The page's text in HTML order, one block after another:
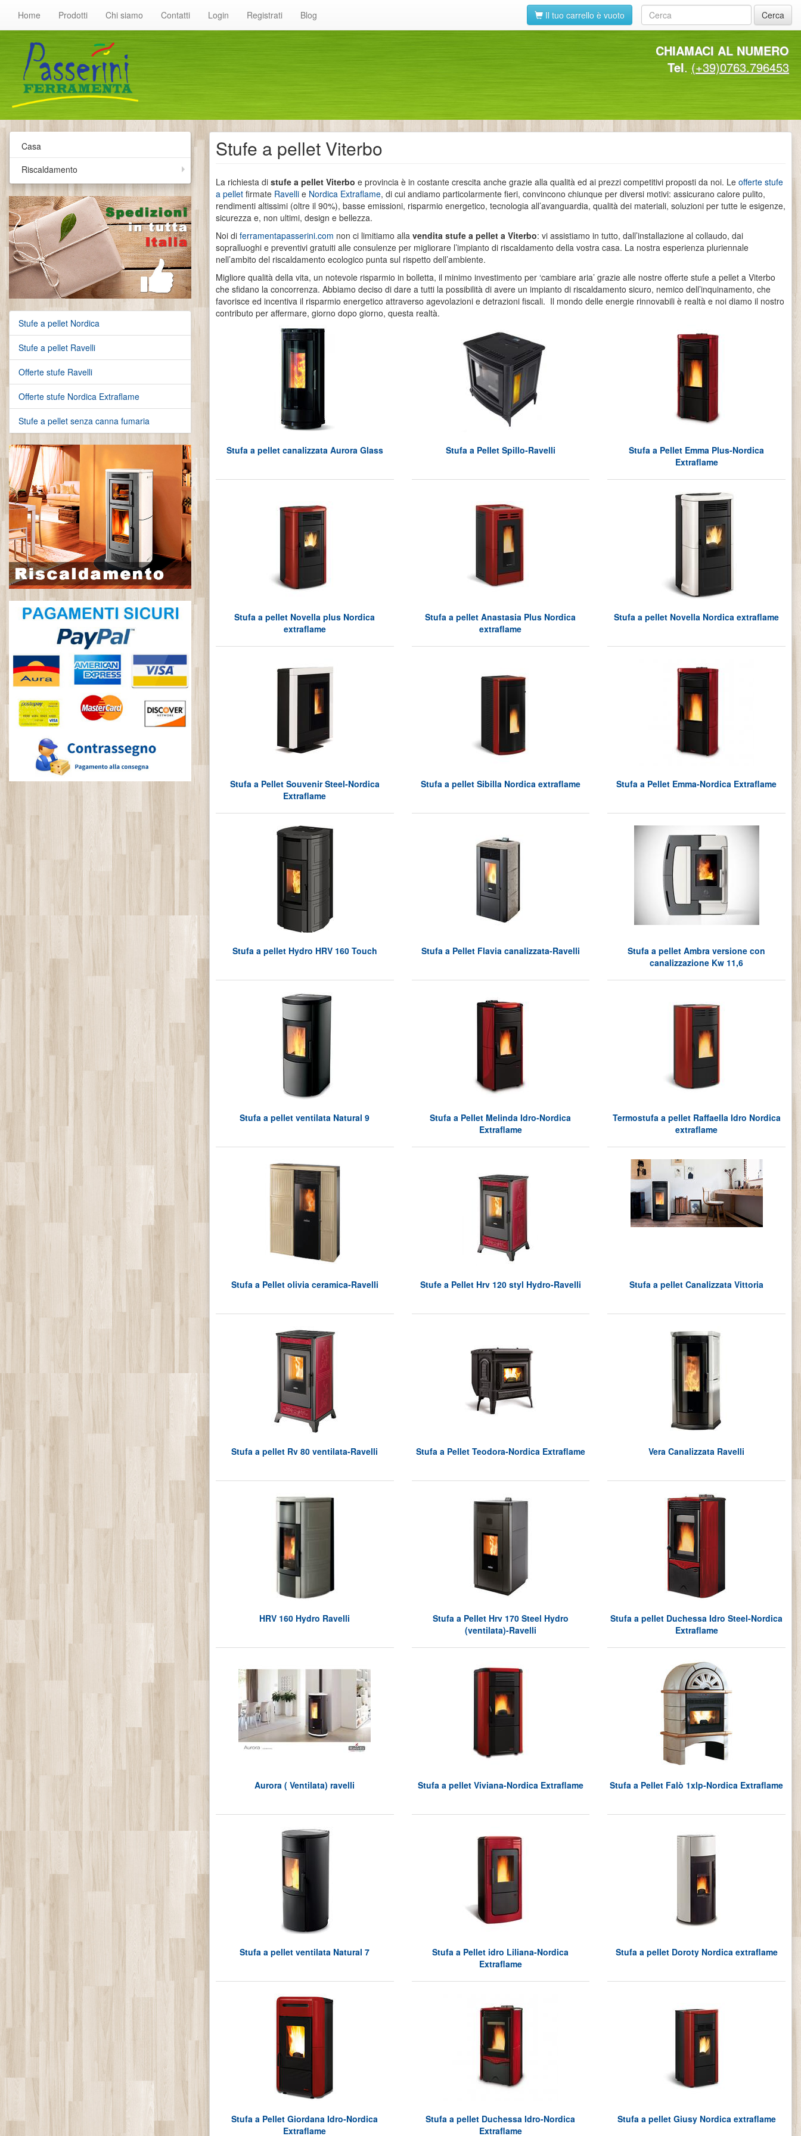
Cerca
Home Prodotti Chi siamo Contatti Login Registrati Blog Il tuo carrello è vuoto
CHIAMACI AL NUMERO
Tel. (+39)0763.796453
Casa
Riscaldamento
Stufe a pellet Nordica
Stufe a pellet Ravelli
Offerte stufe Ravelli
Offerte stufe Nordica Extraflame
Stufe a pellet senza canna fumaria
Stufe a pellet Viterbo
La richiesta di stufe a pellet Viterbo e provincia è in costante crescita anche grazie alla qualità ed ai prezzi competitivi proposti da noi. Le offerte stufe
a pellet firmate Ravelli e Nordica Extraflame, di cui andiamo particolarmente fieri, convincono chiunque per diversi motivi: assicurano calore pulito,
rendimenti altissimi (oltre il 90%), basse emissioni, risparmio energetico, tecnologia all’avanguardia, qualità dei materiali, soluzioni per tutte le esigenze,
sicurezza e, non ultimi, design e bellezza.
Noi di ferramentapasserini.com non ci limitiamo alla vendita stufe a pellet a Viterbo: vi assistiamo in tutto, dall’installazione al collaudo, dai
sopralluoghi e preventivi gratuiti alle consulenze per migliorare l’impianto di riscaldamento della vostra casa. La nostra esperienza pluriennale
nell’ambito del riscaldamento ecologico punta sul rispetto dell’ambiente.
Migliore qualità della vita, un notevole risparmio in bolletta, il minimo investimento per ‘cambiare aria’ grazie alle nostre offerte stufe a pellet a Viterbo
che sfidano la concorrenza. Abbiamo deciso di dare a tutti la possibilità di avere un impianto di riscaldamento sicuro, nemico dell’inquinamento, che
favorisce ed incentiva il risparmio energetico attraverso agevolazioni e detrazioni fiscali. Il mondo delle energie rinnovabili è realtà e noi diamo il nostro
contributo per affermare, giorno dopo giorno, questa realtà.
Stufa a pellet canalizzata Aurora Glass Stufa a Pellet Spillo-Ravelli
Stufa a Pellet Emma Plus-Nordica
Extraflame
Stufa a pellet Novella plus Nordica
extraflame
Stufa a pellet Anastasia Plus Nordica
extraflame
Stufa a pellet Novella Nordica extraflame
Stufa a Pellet Souvenir Steel-Nordica
Extraflame
Stufa a pellet Sibilla Nordica extraflame Stufa a Pellet Emma-Nordica Extraflame
Stufa a pellet Hydro HRV 160 Touch Stufa a Pellet Flavia canalizzata-Ravelli
Stufa a pellet Ambra versione con
canalizzazione Kw 11,6
Stufa a pellet ventilata Natural 9
Stufa a Pellet Melinda Idro-Nordica
Extraflame
Termostufa a pellet Raffaella Idro Nordica
extraflame
Stufa a Pellet olivia ceramica-Ravelli Stufe a Pellet Hrv 120 styl Hydro-Ravelli Stufa a pellet Canalizzata Vittoria
Stufa a pellet Rv 80 ventilata-Ravelli Stufa a Pellet Teodora-Nordica Extraflame Vera Canalizzata Ravelli
HRV 160 Hydro Ravelli
Stufa a Pellet Hrv 170 Steel Hydro
(ventilata)-Ravelli
Stufa a pellet Duchessa Idro Steel-Nordica
Extraflame
Aurora ( Ventilata) ravelli Stufa a pellet Viviana-Nordica Extraflame Stufa a Pellet Falò 1xlp-Nordica Extraflame
Stufa a pellet ventilata Natural 7
Stufa a Pellet idro Liliana-Nordica
Extraflame
Stufa a pellet Doroty Nordica extraflame
Stufa a Pellet Giordana Idro-Nordica
Extraflame
Stufa a pellet Duchessa Idro-Nordica
Extraflame
Stufa a pellet Giusy Nordica extraflame